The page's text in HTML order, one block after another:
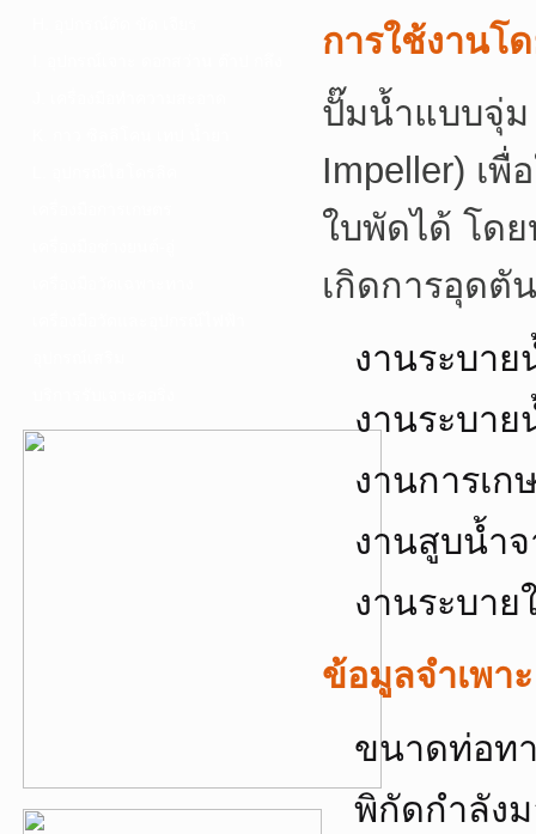
การใช้งานโ
ปั๊มน้ำแบบจุ่ม
Impeller) เ
ใบพัดได้ โดย
เกิดการอุดตั
งานระบา
งานระบาย
งานการเก
งานสูบน้ำ
งานระบาย
ข้อมูลจำเพาะ
ขนาดท่อท
พิกัดกำลังม